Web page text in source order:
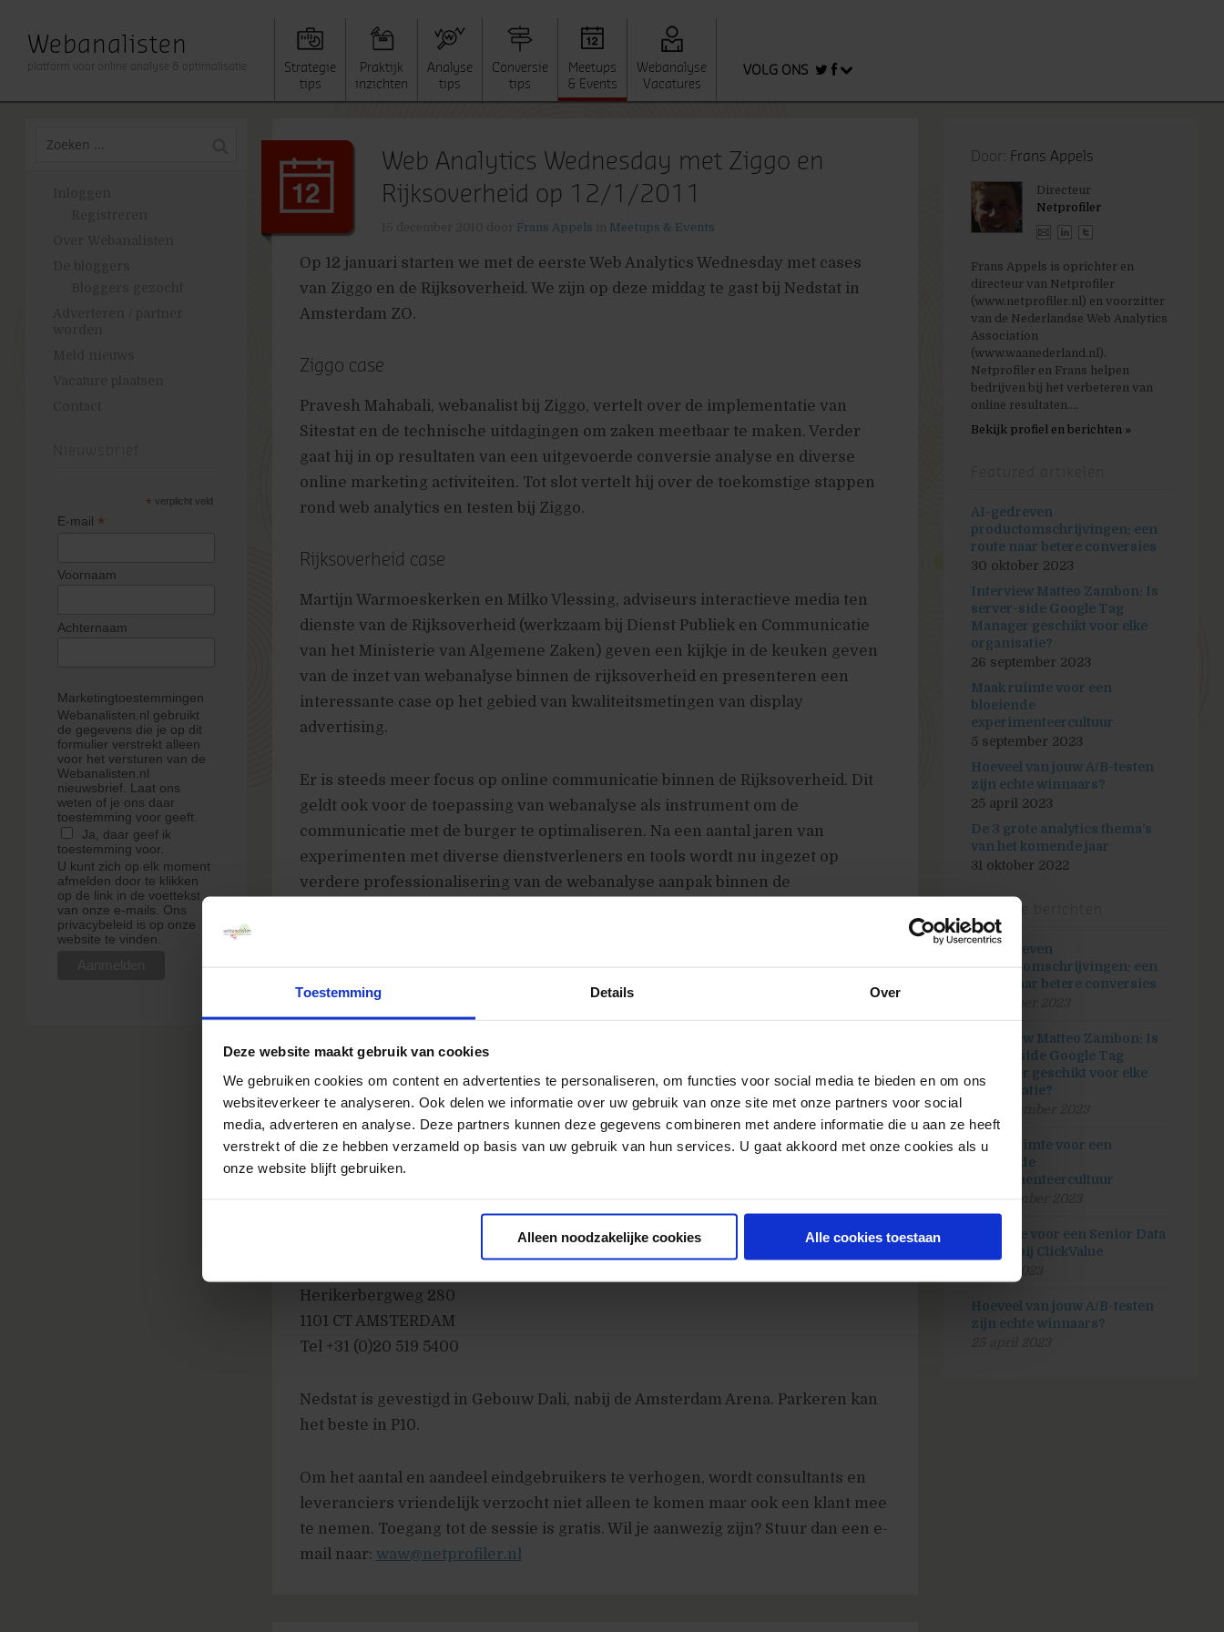
Toestemming Details Over
Deze website maakt gebruik van cookies
We gebruiken cookies om content en advertenties te personaliseren, om functies voor social media te bieden en om ons
websiteverkeer te analyseren. Ook delen we informatie over uw gebruik van onze site met onze partners voor social
media, adverteren en analyse. Deze partners kunnen deze gegevens combineren met andere informatie die u aan ze heeft
verstrekt of die ze hebben verzameld op basis van uw gebruik van hun services. U gaat akkoord met onze cookies als u
onze website blijft gebruiken.
Alleen noodzakelijke cookies Alle cookies toestaan
Webanalisten
platform voor online analyse & optimalisatie
Strategie
tips
Praktijk
inzichten
Analyse
tips
Conversie
tips
Meetups
& Events
Webanalyse
Vacatures
VOLG ONS
* verplicht veld
E-mail *
Voornaam
Achternaam
Marketingtoestemmingen
Webanalisten.nl gebruikt
de gegevens die je op dit
formulier verstrekt alleen
voor het versturen van de
Webanalisten.nl
nieuwsbrief. Laat ons
weten of je ons daar
toestemming voor geeft.
Ja, daar geef ik
toestemming voor.
U kunt zich op elk moment
afmelden door te klikken
op de link in de voettekst
van onze e-mails. Ons
privacybeleid is op onze
website te vinden.
Web Analytics Wednesday met Ziggo en
Rijksoverheid op 12/1/2011
Frans Appels Meetups & Events
Op 12 januari starten we met de eerste Web Analytics Wednesday met cases
van Ziggo en de Rijksoverheid. We zijn op deze middag te gast bij Nedstat in
Amsterdam ZO.
Ziggo case
Pravesh Mahabali, webanalist bij Ziggo, vertelt over de implementatie van
Sitestat en de technische uitdagingen om zaken meetbaar te maken. Verder
gaat hij in op resultaten van een uitgevoerde conversie analyse en diverse
online marketing activiteiten. Tot slot vertelt hij over de toekomstige stappen
rond web analytics en testen bij Ziggo.
Rijksoverheid case
Martijn Warmoeskerken en Milko Vlessing, adviseurs interactieve media ten
dienste van de Rijksoverheid (werkzaam bij Dienst Publiek en Communicatie
van het Ministerie van Algemene Zaken) geven een kijkje in de keuken geven
van de inzet van webanalyse binnen de rijksoverheid en presenteren een
interessante case op het gebied van kwaliteitsmetingen van display
advertising.
Er is steeds meer focus op online communicatie binnen de Rijksoverheid. Dit
geldt ook voor de toepassing van webanalyse als instrument om de
communicatie met de burger te optimaliseren. Na een aantal jaren van
experimenten met diverse dienstverleners en tools wordt nu ingezet op
verdere professionalisering van de webanalyse aanpak binnen de
Nederland zal in 2011 op basis van deze inzichten sterker gaan sturen op de
Programma
16.00 Ontvangst en welkom
16.15Pravesh Mahabali, Ziggo
17.00 Martijn Warmoeskerken en Milko Vlessing, Rijksoverheid
17.45 Afsluiting met borrel (aangeboden door Nedstat)
Herikerbergweg 280
1101 CT AMSTERDAM
Tel +31 (0)20 519 5400
Nedstat is gevestigd in Gebouw Dali, nabij de Amsterdam Arena. Parkeren kan
het beste in P10.
Om het aantal en aandeel eindgebruikers te verhogen, wordt consultants en
leveranciers vriendelijk verzocht niet alleen te komen maar ook een klant mee
te nemen. Toegang tot de sessie is gratis. Wil je aanwezig zijn? Stuur dan een e-
mail naar: waw@netprofiler.nl
Door: Frans Appels
Directeur
Netprofiler
Frans Appels is oprichter en
directeur van Netprofiler
(www.netprofiler.nl) en voorzitter
van de Nederlandse Web Analytics
Association
(www.waanederland.nl).
Netprofiler en Frans helpen
bedrijven bij het verbeteren van
online resultaten....
Bekijk profiel en berichten »
AI-gedreven
productomschrijvingen: een
route naar betere conversies
30 oktober 2023
Interview Matteo Zambon: Is
server-side Google Tag
Manager geschikt voor elke
organisatie?
26 september 2023
Maak ruimte voor een
bloeiende
experimenteercultuur
5 september 2023
Hoeveel van jouw A/B-testen
zijn echte winnaars?
25 april 2023
De 3 grote analytics thema’s
van het komende jaar
31 oktober 2022
AI-gedreven
productomschrijvingen: een
route naar betere conversies
Interview Matteo Zambon: Is
server-side Google Tag
Manager geschikt voor elke
organisatie?
Maak ruimte voor een
bloeiende
experimenteercultuur
Vacature voor een Senior Data
analist bij ClickValue
Hoeveel van jouw A/B-testen
zijn echte winnaars?